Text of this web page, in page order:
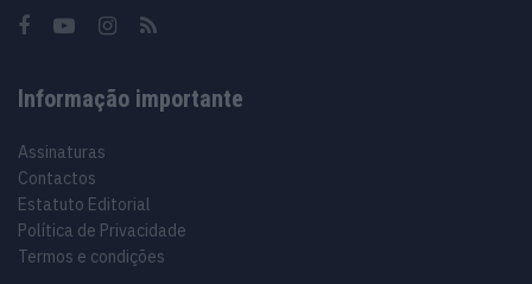
Informação importante
Assinaturas
Contactos
Estatuto Editorial
Política de Privacidade
Termos e condições